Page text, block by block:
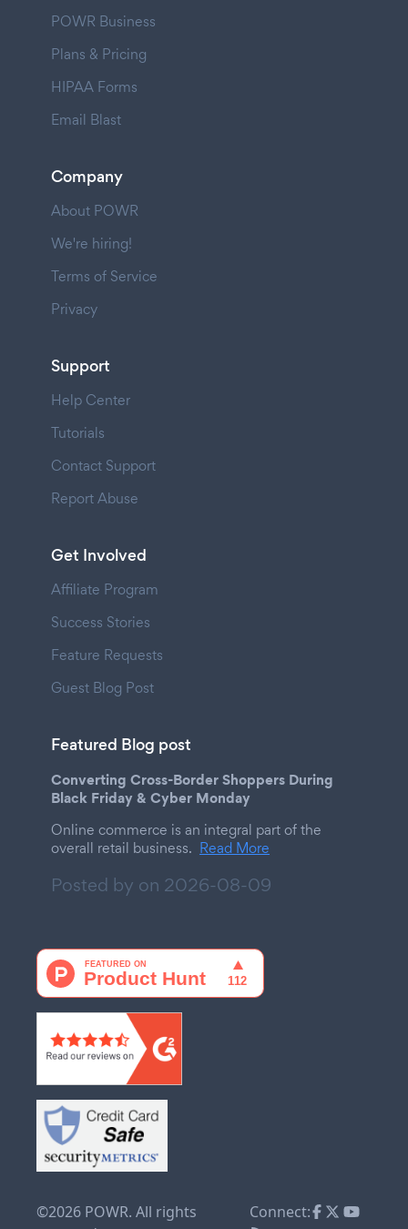
POWR Business
Plans & Pricing
HIPAA Forms
Email Blast
Company
About POWR
We're hiring!
Terms of Service
Privacy
Support
Help Center
Tutorials
Contact Support
Report Abuse
Get Involved
Affiliate Program
Success Stories
Feature Requests
Guest Blog Post
Featured Blog post
Converting Cross-Border Shoppers During
Black Friday & Cyber Monday
Online commerce is an integral part of the
overall retail business. Read More
Posted by on 2026-08-09
©2026 POWR. All rights
Connect: